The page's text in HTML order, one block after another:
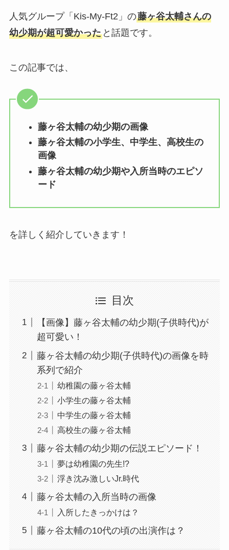
人気グループ「Kis-My-Ft2」の藤ヶ谷太輔さんの
幼少期が超可愛かったと話題です。
この記事では、
藤ヶ谷太輔の幼少期の画像
藤ヶ谷太輔の小学生、中学生、高校生の
画像
藤ヶ谷太輔の幼少期や入所当時のエピソ
ード
を詳しく紹介していきます！
目次
【画像】藤ヶ谷太輔の幼少期(子供時代)が
超可愛い！
藤ヶ谷太輔の幼少期(子供時代)の画像を時
系列で紹介
幼稚園の藤ヶ谷太輔
小学生の藤ヶ谷太輔
中学生の藤ヶ谷太輔
高校生の藤ヶ谷太輔
藤ヶ谷太輔の幼少期の伝説エピソード！
夢は幼稚園の先生!?
浮き沈み激しいJr.時代
藤ヶ谷太輔の入所当時の画像
入所したきっかけは？
藤ヶ谷太輔の10代の頃の出演作は？